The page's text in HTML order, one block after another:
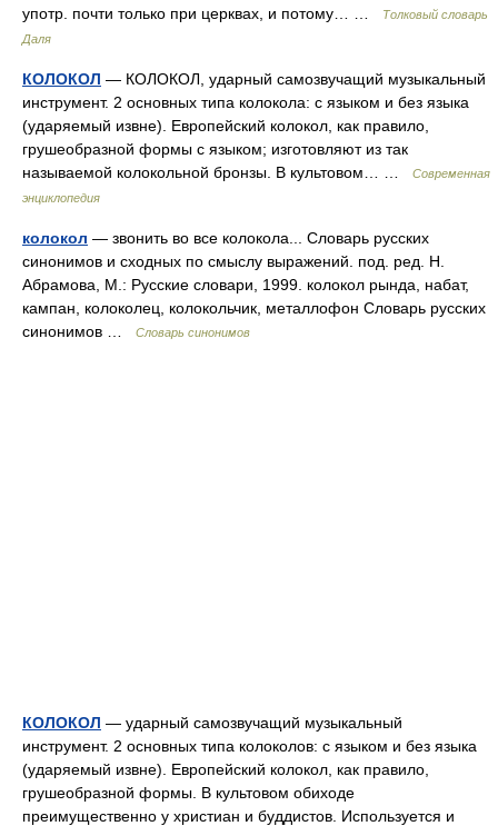
употр. почти только при церквах, и потому… …
Толковый словарь
Даля
КОЛОКОЛ — КОЛОКОЛ, ударный самозвучащий музыкальный
инструмент. 2 основных типа колокола: с языком и без языка
(ударяемый извне). Европейский колокол, как правило,
грушеобразной формы с языком; изготовляют из так
называемой колокольной бронзы. В культовом… …
Современная
энциклопедия
колокол — звонить во все колокола... Словарь русских
синонимов и сходных по смыслу выражений. под. ред. Н.
Абрамова, М.: Русские словари, 1999. колокол рында, набат,
кампан, колоколец, колокольчик, металлофон Словарь русских
синонимов …
Словарь синонимов
КОЛОКОЛ — ударный самозвучащий музыкальный
инструмент. 2 основных типа колоколов: с языком и без языка
(ударяемый извне). Европейский колокол, как правило,
грушеобразной формы. В культовом обиходе
преимущественно у христиан и буддистов. Используется и